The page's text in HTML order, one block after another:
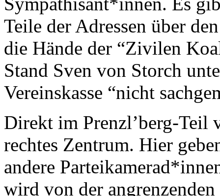
Teile der Adressen über
die Hände der “Zivilen
Stand Sven von Storch
Vereinskasse “nicht
Direkt im Prenzl’berg-Teil
rechtes Zentrum. Hier
andere
wird von der